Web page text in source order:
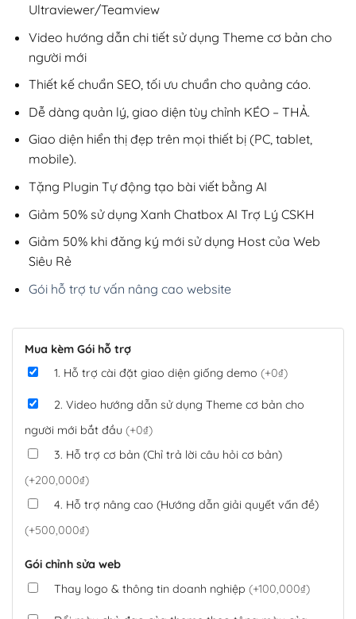
Ultraviewer/Teamview
Video hướng dẫn chi tiết sử dụng Theme cơ bản cho
người mới
Thiết kế chuẩn SEO, tối ưu chuẩn cho quảng cáo.
Dễ dàng quản lý, giao diện tùy chỉnh KÉO – THẢ.
Giao diện hiển thị đẹp trên mọi thiết bị (PC, tablet,
mobile).
Tặng Plugin Tự động tạo bài viết bằng AI
Giảm 50% sử dụng Xanh Chatbox AI Trợ Lý CSKH
Giảm 50% khi đăng ký mới sử dụng Host của Web
Siêu Rẻ
Gói hỗ trợ tư vấn nâng cao website
Mua kèm Gói hỗ trợ
1. Hỗ trợ cài đặt giao diện giống demo (+0₫)
2. Video hướng dẫn sử dụng Theme cơ bản cho
người mới bắt đầu (+0₫)
3. Hỗ trợ cơ bản (Chỉ trả lời câu hỏi cơ bản)
(+200,000₫)
4. Hỗ trợ nâng cao (Hướng dẫn giải quyết vấn đề)
(+500,000₫)
Gói chỉnh sửa web
Thay logo & thông tin doanh nghiệp (+100,000₫)